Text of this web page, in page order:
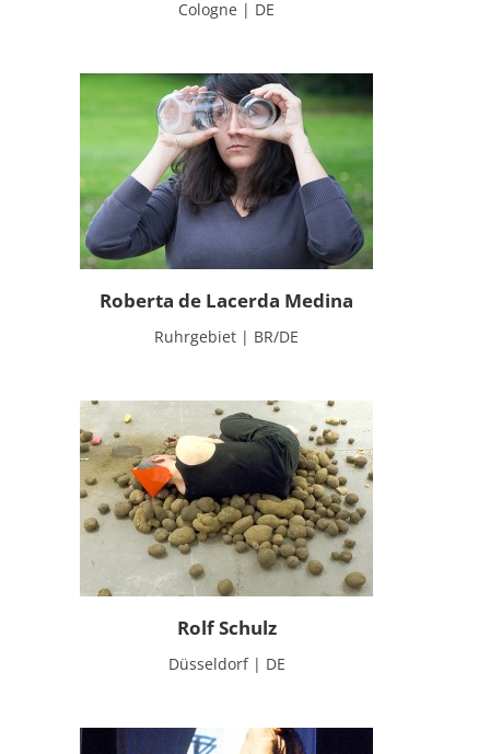
Cologne | DE
Roberta de Lacerda Medina
Ruhrgebiet | BR/DE
Rolf Schulz
Düsseldorf | DE